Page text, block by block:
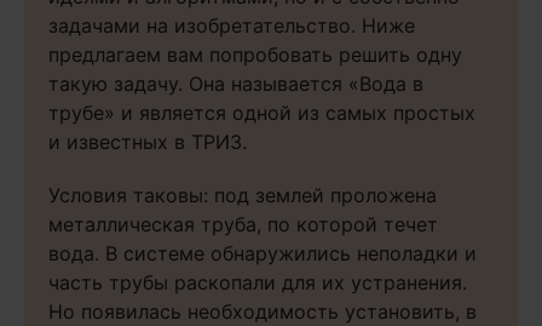
задачами на изобретательство. Ниже
предлагаем вам попробовать решить одну
такую задачу. Она называется «Вода в
трубе» и является одной из самых простых
и известных в ТРИЗ.
Условия таковы: под землей проложена
металлическая труба, по которой течет
вода. В системе обнаружились неполадки и
часть трубы раскопали для их устранения.
Но появилась необходимость установить, в